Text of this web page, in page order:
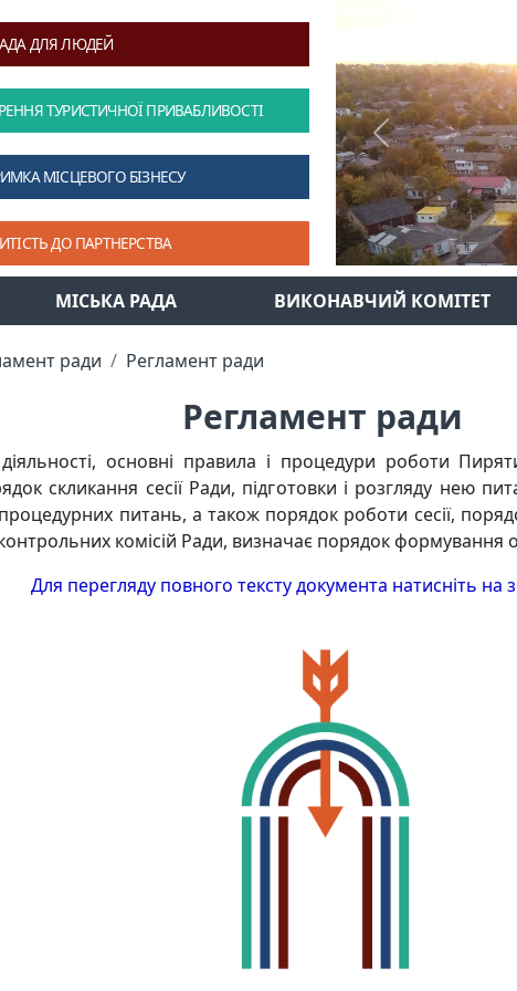
ДЛЯ ЛЮДЕЙ
ТУРИСТИЧНОЇ ПРИВАБЛИВОСТІ
МІСЦЕВОГО БІЗНЕСУ
ДО ПАРТНЕРСТВА
Previous
МІСЬКА РАДА ВИКОНАВЧИЙ КОМІТЕТ
ради Регламент ради
Регламент ради
основні правила і процедури роботи
скликання сесії Ради, підготовки і розгляду нею
питань, а також порядок роботи сесії,
комісій Ради, визначає порядок формування
Для перегляду повного тексту документа натисніть на